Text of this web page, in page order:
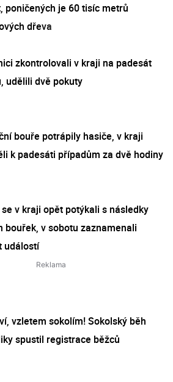
poničených je 60 tisíc metrů
dřeva
zkontrolovali v kraji na padesát
udělili dvě pokuty
bouře potrápily hasiče, v kraji
k padesáti případům za dvě hodiny
v kraji opět potýkali s následky
bouřek, v sobotu zaznamenali
událostí
vzletem sokolím! Sokolský běh
spustil registrace běžců